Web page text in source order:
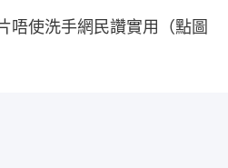
唔使洗手網民讚實用（點圖